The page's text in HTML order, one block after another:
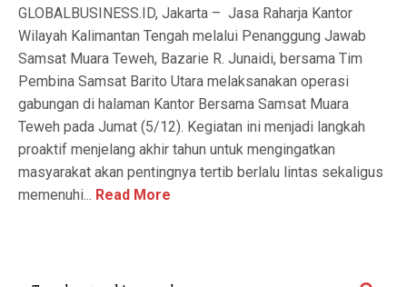
GLOBALBUSINESS.ID, Jakarta – Jasa Raharja Kantor
Wilayah Kalimantan Tengah melalui Penanggung Jawab
Samsat Muara Teweh, Bazarie R. Junaidi, bersama Tim
Pembina Samsat Barito Utara melaksanakan operasi
gabungan di halaman Kantor Bersama Samsat Muara
Teweh pada Jumat (5/12). Kegiatan ini menjadi langkah
proaktif menjelang akhir tahun untuk mengingatkan
masyarakat akan pentingnya tertib berlalu lintas sekaligus
memenuhi... Read More